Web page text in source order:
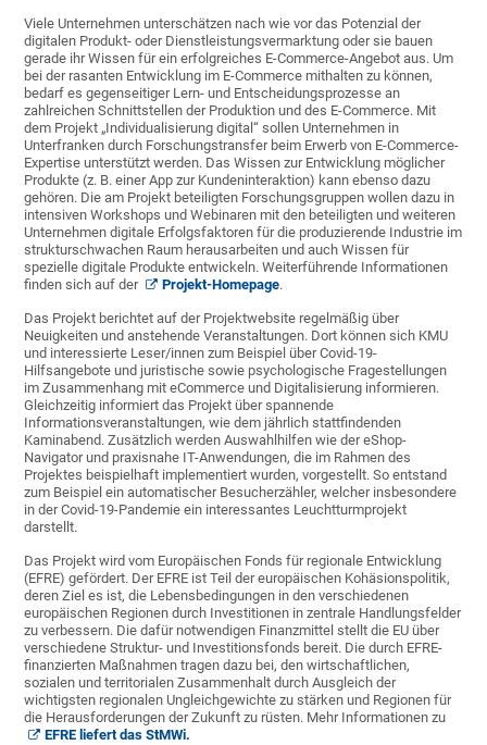
Viele Unternehmen unterschätzen nach wie vor das Potenzial der
digitalen Produkt- oder Dienstleistungsvermarktung oder sie bauen
gerade ihr Wissen für ein erfolgreiches E-Commerce-Angebot aus. Um
bei der rasanten Entwicklung im E-Commerce mithalten zu können,
bedarf es gegenseitiger Lern- und Entscheidungsprozesse an
zahlreichen Schnittstellen der Produktion und des E-Commerce. Mit
dem Projekt „Individualisierung digital“ sollen Unternehmen in
Unterfranken durch Forschungstransfer beim Erwerb von E-Commerce-
Expertise unterstützt werden. Das Wissen zur Entwicklung möglicher
Produkte (z. B. einer App zur Kundeninteraktion) kann ebenso dazu
gehören. Die am Projekt beteiligten Forschungsgruppen wollen dazu in
intensiven Workshops und Webinaren mit den beteiligten und weiteren
Unternehmen digitale Erfolgsfaktoren für die produzierende Industrie im
strukturschwachen Raum herausarbeiten und auch Wissen für
spezielle digitale Produkte entwickeln. Weiterführende Informationen
finden sich auf der
Projekt-Homepage.
Das Projekt berichtet auf der Projektwebsite regelmäßig über
Neuigkeiten und anstehende Veranstaltungen. Dort können sich KMU
und interessierte Leser/innen zum Beispiel über Covid-19-
Hilfsangebote und juristische sowie psychologische Fragestellungen
im Zusammenhang mit eCommerce und Digitalisierung informieren.
Gleichzeitig informiert das Projekt über spannende
Informationsveranstaltungen, wie dem jährlich stattfindenden
Kaminabend. Zusätzlich werden Auswahlhilfen wie der eShop-
Navigator und praxisnahe IT-Anwendungen, die im Rahmen des
Projektes beispielhaft implementiert wurden, vorgestellt. So entstand
zum Beispiel ein automatischer Besucherzähler, welcher insbesondere
in der Covid-19-Pandemie ein interessantes Leuchtturmprojekt
darstellt.
Das Projekt wird vom Europäischen Fonds für regionale Entwicklung
(EFRE) gefördert. Der EFRE ist Teil der europäischen Kohäsionspolitik,
deren Ziel es ist, die Lebensbedingungen in den verschiedenen
europäischen Regionen durch Investitionen in zentrale Handlungsfelder
zu verbessern. Die dafür notwendigen Finanzmittel stellt die EU über
verschiedene Struktur- und Investitionsfonds bereit. Die durch EFRE-
finanzierten Maßnahmen tragen dazu bei, den wirtschaftlichen,
sozialen und territorialen Zusammenhalt durch Ausgleich der
wichtigsten regionalen Ungleichgewichte zu stärken und Regionen für
die Herausforderungen der Zukunft zu rüsten. Mehr Informationen zu
EFRE liefert das StMWi.